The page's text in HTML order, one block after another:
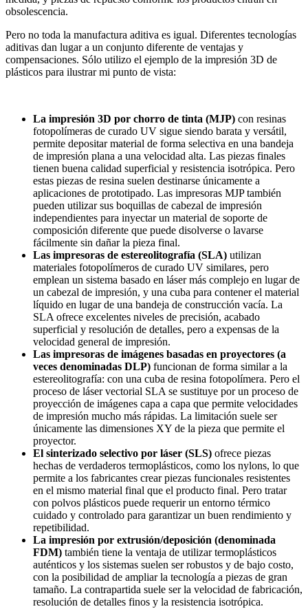
obsolescencia.
Pero no toda la manufactura aditiva es igual. Diferentes tecnologías
aditivas dan lugar a un conjunto diferente de ventajas y
compensaciones. Sólo utilizo el ejemplo de la impresión 3D de
plásticos para ilustrar mi punto de vista:
La impresión 3D por chorro de tinta (MJP) con resinas
fotopolímeras de curado UV sigue siendo barata y versátil,
permite depositar material de forma selectiva en una bandeja
de impresión plana a una velocidad alta. Las piezas finales
tienen buena calidad superficial y resistencia isotrópica. Pero
estas piezas de resina suelen destinarse únicamente a
aplicaciones de prototipado. Las impresoras MJP también
pueden utilizar sus boquillas de cabezal de impresión
independientes para inyectar un material de soporte de
composición diferente que puede disolverse o lavarse
fácilmente sin dañar la pieza final.
Las impresoras de estereolitografía (SLA) utilizan
materiales fotopolímeros de curado UV similares, pero
emplean un sistema basado en láser más complejo en lugar de
un cabezal de impresión, y una cuba para contener el material
líquido en lugar de una bandeja de construcción vacía. La
SLA ofrece excelentes niveles de precisión, acabado
superficial y resolución de detalles, pero a expensas de la
velocidad general de impresión.
Las impresoras de imágenes basadas en proyectores (a
veces denominadas DLP) funcionan de forma similar a la
estereolitografía: con una cuba de resina fotopolímera. Pero el
proceso de láser vectorial SLA se sustituye por un proceso de
proyección de imágenes capa a capa que permite velocidades
de impresión mucho más rápidas. La limitación suele ser
únicamente las dimensiones XY de la pieza que permite el
proyector.
El sinterizado selectivo por láser (SLS) ofrece piezas
hechas de verdaderos termoplásticos, como los nylons, lo que
permite a los fabricantes crear piezas funcionales resistentes
en el mismo material final que el producto final. Pero tratar
con polvos plásticos puede requerir un entorno térmico
cuidado y controlado para garantizar un buen rendimiento y
repetibilidad.
La impresión por extrusión/deposición (denominada
FDM) también tiene la ventaja de utilizar termoplásticos
auténticos y los sistemas suelen ser robustos y de bajo costo,
con la posibilidad de ampliar la tecnología a piezas de gran
tamaño. La contrapartida suele ser la velocidad de fabricación,
resolución de detalles finos y la resistencia isotrópica.